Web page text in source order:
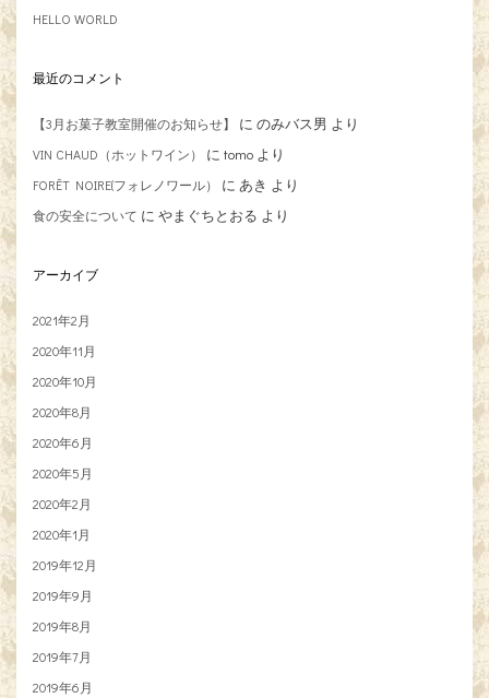
HELLO WORLD
最近のコメント
【3月お菓子教室開催のお知らせ】 に のみバス男 より
VIN CHAUD（ホットワイン） に tomo より
FORÊT NOIRE(フォレノワール） に あき より
食の安全について に やまぐちとおる より
アーカイブ
2021年2月
2020年11月
2020年10月
2020年8月
2020年6月
2020年5月
2020年2月
2020年1月
2019年12月
2019年9月
2019年8月
2019年7月
2019年6月